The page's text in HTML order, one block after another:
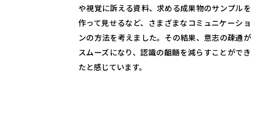
や視覚に訴える資料、求める成果物のサンプルを
作って見せるなど、さまざまなコミュニケーショ
ンの方法を考えました。その結果、意志の疎通が
スムーズになり、認識の齟齬を減らすことができ
たと感じています。